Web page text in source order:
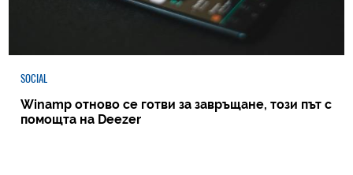
SOCIAL
Winamp отново се готви за завръщане, този път с
помощта на Deezer